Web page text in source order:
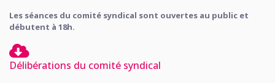
Les séances du comité syndical sont ouvertes au public et
débutent à 18h.
Délibérations du comité syndical